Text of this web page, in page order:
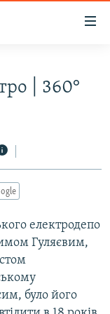
| 360°
електродепо
Гуляєвим,
було його